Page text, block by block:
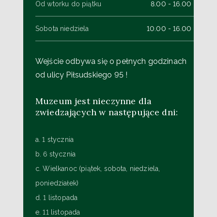
Od wtorku do piątku 8.00 - 16.00
Sobota niedziela 10.00 - 16.00
Wejście odbywa się o pełnych godzinach
od ulicy Piłsudskiego 95 !
Muzeum jest nieczynne dla
zwiedzających w następujące dni:
a. 1 stycznia
b. 6 stycznia
c. Wielkanoc (piątek, sobota, niedziela,
poniedziałek)
d. 1 listopada
e. 11 listopada